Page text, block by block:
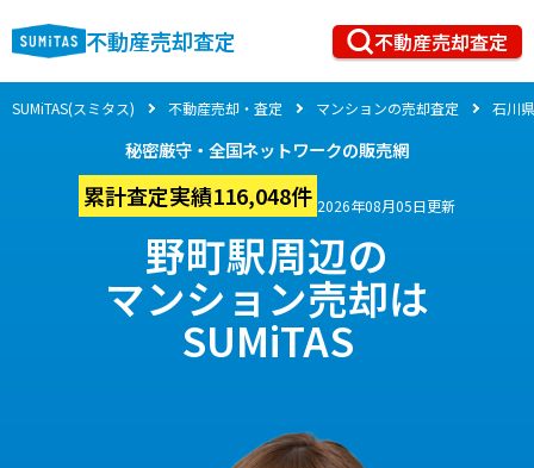
不動産売却査定 不動産売却査定
SUMiTAS(スミタス) 不動産売却・査定 マンションの売却査定 石川県
秘密厳守・全国ネットワークの販売網
累計査定実績116,048件 2026年08月05日更新
野町駅周辺の
マンション売却は
SUMiTAS